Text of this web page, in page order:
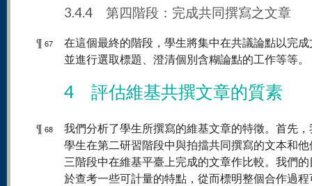
3.4.4 第四階段：完成共同撰寫之文章
¶ 67
在這個最終的階段，學生將集中在共議論點以完
並進行選取標題、澄清個別含糊論點的工作等等。
4 評估維基共撰文章的質素
¶ 68
我們分析了學生所撰寫的維基文章的特徵。首先
學生在第二研習階段中與拍擋共同撰寫的文本和
三階段中在維基平臺上完成的文章作比較。我們
於查考一些可計量的特點，從而標明整個合作過